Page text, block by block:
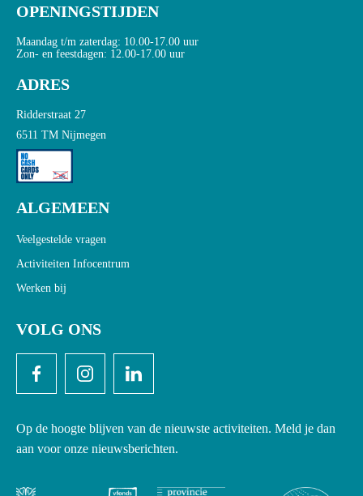
OPENINGSTIJDEN
Maandag t/m zaterdag: 10.00-17.00 uur
Zon- en feestdagen: 12.00-17.00 uur
ADRES
Ridderstraat 27
6511 TM Nijmegen
ALGEMEEN
Veelgestelde vragen
Activiteiten Infocentrum
Werken bij
VOLG ONS
Op de hoogte blijven van de nieuwste activiteiten. Meld je dan
aan voor onze nieuwsberichten.